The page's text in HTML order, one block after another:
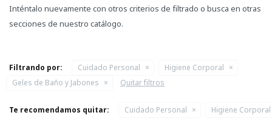
Inténtalo nuevamente con otros criterios de filtrado o busca en otras
secciones de nuestro catálogo.
Filtrando por: Cuidado Personal
Higiene Corporal
Geles de Baño y Jabones
Quitar filtros
Te recomendamos quitar: Cuidado Personal Higiene Corporal
Lactancia y Nutrición
Higiene y Bienestar